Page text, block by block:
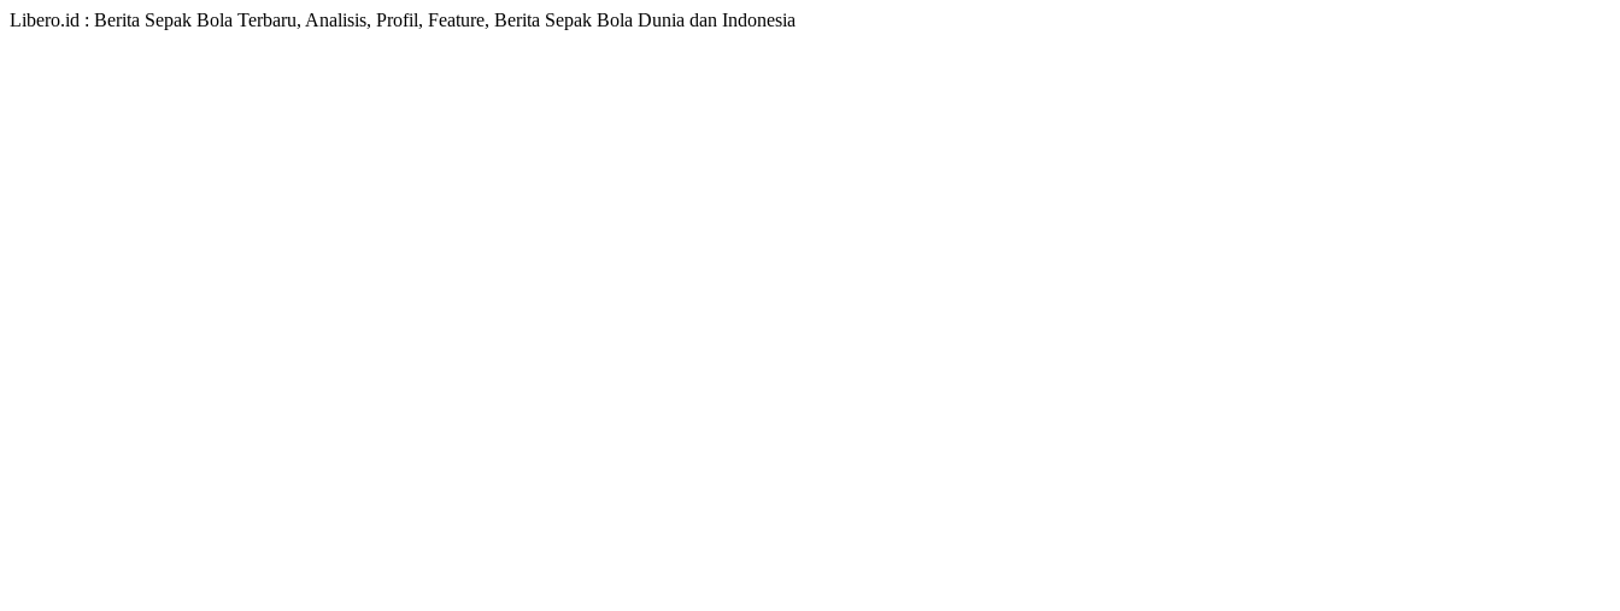
Libero.id : Berita Sepak Bola Terbaru, Analisis, Profil, Feature, Berita Sepak Bola Dunia dan Indonesia